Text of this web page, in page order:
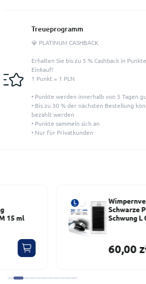
Treueprogramm
💎 PLATINUM CASHBACK
Erhalten Sie bis zu 5 % Cashback in
Einkauf!
1 Punkt = 1 PLN
• Punkte werden innerhalb von 5 Tagen
• Bis zu 30 % der nächsten Bestellung
bezahlt werden
• Punkte sammeln sich an
• Nur für Privatkunden
Schwarze
Schwung L 0.07
60,00 zł